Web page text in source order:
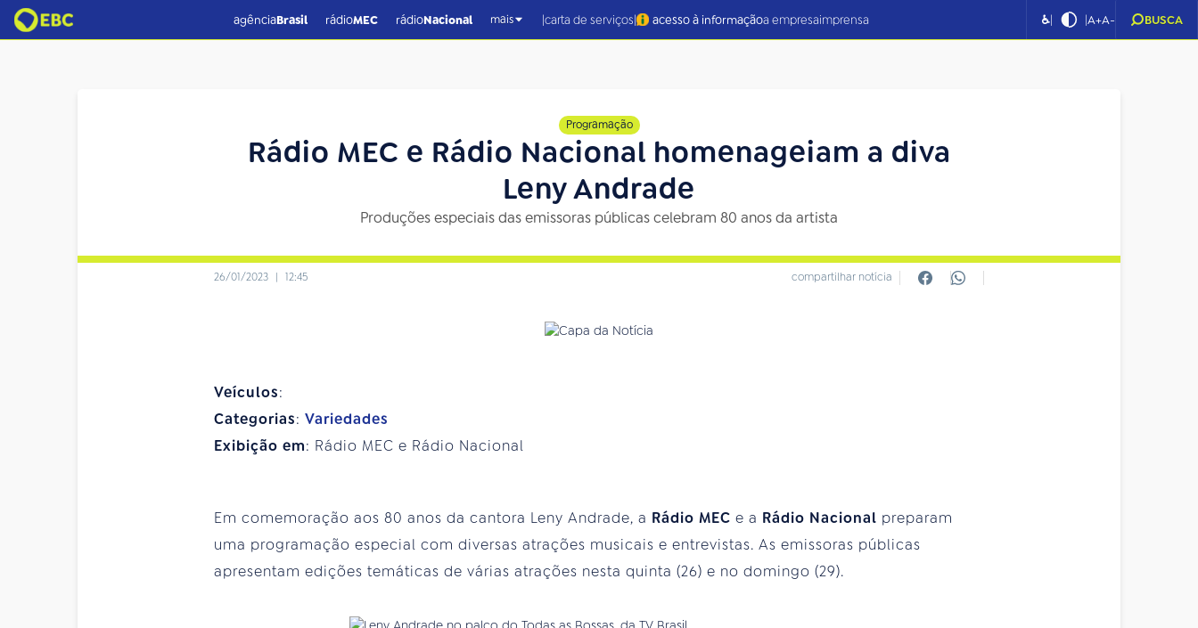
agênciaBrasil rádioMEC rádioNacional mais |carta de serviços| acesso à informaçãoa empresaimprensa ♿| |A+A- BUSCA
Programação
Rádio MEC e Rádio Nacional homenageiam a diva
Leny Andrade
Produções especiais das emissoras públicas celebram 80 anos da artista
26/01/2023 | 12:45 compartilhar notícia
Veículos:
Categorias: Variedades
Exibição em: Rádio MEC e Rádio Nacional
Em comemoração aos 80 anos da cantora Leny Andrade, a Rádio MEC e a Rádio Nacional preparam
uma programação especial com diversas atrações musicais e entrevistas. As emissoras públicas
apresentam edições temáticas de várias atrações nesta quinta (26) e no domingo (29).